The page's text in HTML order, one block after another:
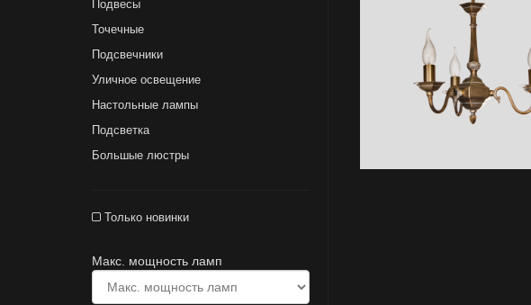
Подвесы
Точечные
Подсвечники
Уличное освещение
Настольные лампы
Подсветка
Большые люстры
Только новинки
Макс. мощность ламп